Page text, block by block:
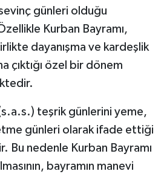
günleri olduğu
Kurban Bayramı,
dayanışma ve kardeşlik
çıktığı özel bir dönem
teşrik günlerini yeme,
günleri olarak ifade ettiği
Bu nedenle Kurban Bayramı
bayramın manevi